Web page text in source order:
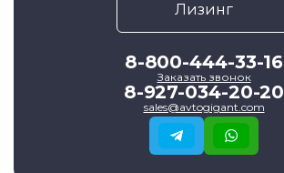
Лизинг
8-800-444-33-16
Заказать звонок
8-927-034-20-20
sales@avtogigant.com